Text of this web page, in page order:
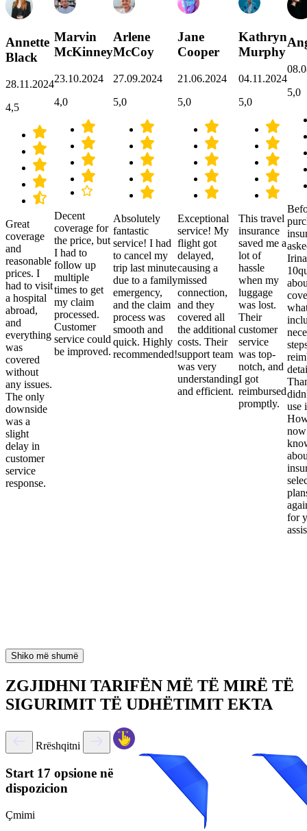
Annette
Black
28.11.2024
4,5
Great
coverage
and
reasonable
prices. I
had to visit
a hospital
abroad,
and
everything
was
covered
without
any issues.
The only
downside
was a
slight
delay in
customer
service
response.
Marvin
McKinney
23.10.2024
4,0
Decent
coverage for
the price, but
I had to
follow up
multiple
times to get
my claim
processed.
Customer
service could
be improved.
Arlene
McCoy
27.09.2024
5,0
Absolutely
fantastic
service! I had
to cancel my
trip last minute
due to a family
emergency,
and the claim
process was
smooth and
quick. Highly
recommended!
Jane
Cooper
21.06.2024
5,0
Exceptional
service! My
flight got
delayed,
causing a
missed
connection,
and they
covered all
the additional
costs. Their
support team
was very
understanding
and efficient.
Kathryn
Murphy
04.11.2024
5,0
This travel
insurance
saved me a
lot of
hassle
when my
luggage
was lost.
Their
customer
service
was top-
notch, and
I got
reimbursed
promptly.
5,0
use
for
Shiko më shumë
ZGJIDHNI TARIFËN MË TË MIRË TË
SIGURIMIT TË UDHËTIMIT EKTA
Rrëshqitni
Start 17 opsione në
dispozicion
Çmimi